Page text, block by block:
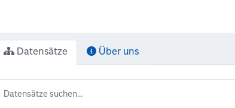
Datensätze Über uns